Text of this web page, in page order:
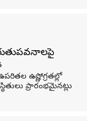
ఉష్ణోగ్రతల్లో
ప్రారంభమైనట్లు